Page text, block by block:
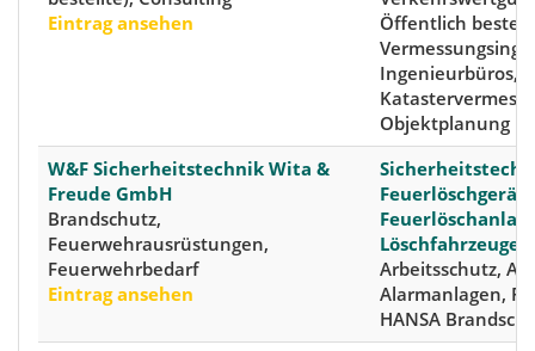
Eintrag ansehen
Öffentlich
Ingenieurbüros,
Objektplanung
W&F Sicherheitstechnik Wita &
Freude GmbH
Brandschutz,
Feuerwehrausrüstungen,
Feuerwehrbedarf
Eintrag ansehen
Löschfahrzeuge
Arbeitsschutz,
Alarmanlagen,
HANSA